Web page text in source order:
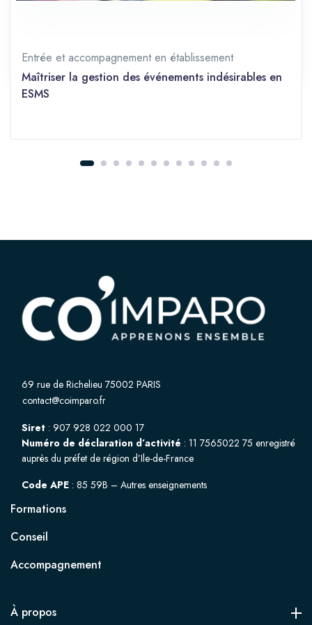
Prérequis Tous niveaux
Entrée et accompagnement en établissement
Maîtriser la gestion des événements indésirables en
ESMS
69 rue de Richelieu 75002 PARIS
contact@coimparo.fr
Siret : 907 928 022 000 17
Numéro de déclaration d’activité : 11 7565022 75 enregistré
auprès du préfet de région d’Ile-de-France
Code APE : 85 59B – Autres enseignements
Formations
Conseil
Accompagnement
À propos